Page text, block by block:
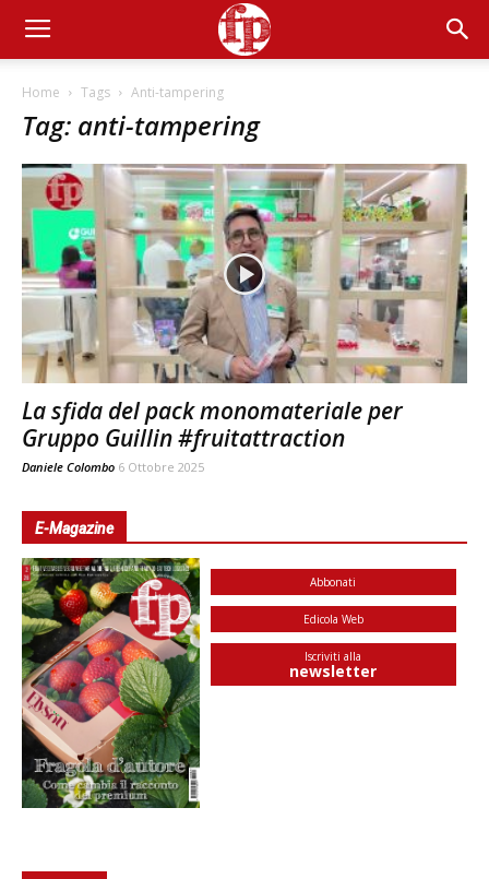
Home Tags Anti-tampering
Tag: anti-tampering
La sfida del pack monomateriale per
Gruppo Guillin #fruitattraction
Daniele Colombo 6 Ottobre 2025
E-Magazine
Abbonati
Edicola Web
Iscriviti alla
newsletter